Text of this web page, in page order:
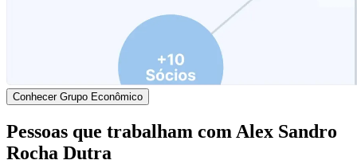
Conhecer Grupo Econômico
Pessoas que trabalham com Alex Sandro
Rocha Dutra